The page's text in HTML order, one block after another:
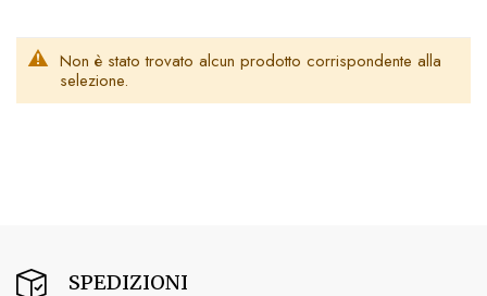
Non è stato trovato alcun prodotto corrispondente alla
selezione.
SPEDIZIONI